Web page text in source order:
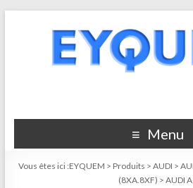
Menu
Vous êtes ici :EYQUEM > Produits >AUDI >
(8XA.8XF) >AUDI